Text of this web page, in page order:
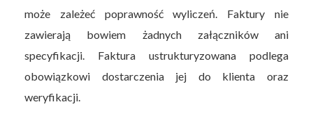
może zależeć poprawność wyliczeń. Faktury nie
zawierają bowiem żadnych załączników ani
specyfikacji. Faktura ustrukturyzowana podlega
obowiązkowi dostarczenia jej do klienta oraz
weryfikacji.